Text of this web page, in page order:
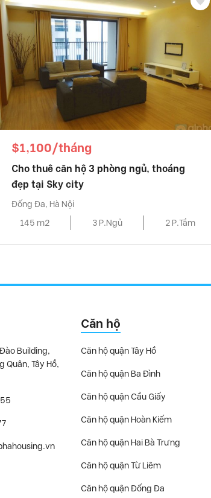
$1,100/tháng
Cho thuê căn hộ 3 phòng ngủ, thoáng
đẹp tại Sky city
Đống Đa, Hà Nội
145 m2
3 P.Ngủ 2 P.Tắm
Building,
Quân, Tây Hồ,
Căn hộ
Căn hộ quận Tây Hồ
Căn hộ quận Ba Đình
Căn hộ quận Cầu Giấy
Căn hộ quận Hoàn Kiếm
Căn hộ quận Hai Bà Trưng
Căn hộ quận Từ Liêm
Căn hộ quận Đống Đa